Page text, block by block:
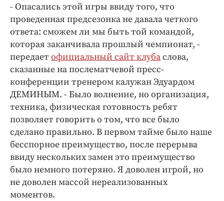
- Опасались этой игры ввиду того, что
проведенная предсезонка не давала четкого
ответа: сможем ли мы быть той командой,
которая заканчивала прошлый чемпионат, -
передает официальный сайт клубаслова,
сказанные на послематчевой пресс-
конференции тренером калужан Эдуардом
ДЕМИНЫМ. - Было волнение, но организация,
техника, физическая готовность ребят
позволяет говорить о том, что все было
сделано правильно. В первом тайме было наше
бесспорное преимущество, после перерыва
ввиду нескольких замен это преимущество
было немного потеряно. Я доволен игрой, но
не доволен массой нереализованных
моментов.